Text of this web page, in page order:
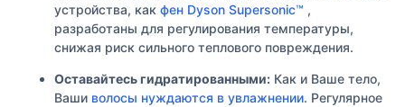
устройства, как фен Dyson Supersonic™ ,
разработаны для регулирования температуры,
снижая риск сильного теплового повреждения.
Оставайтесь гидратированными: Как и Ваше тело,
Ваши волосы нуждаются в увлажнении. Регулярное